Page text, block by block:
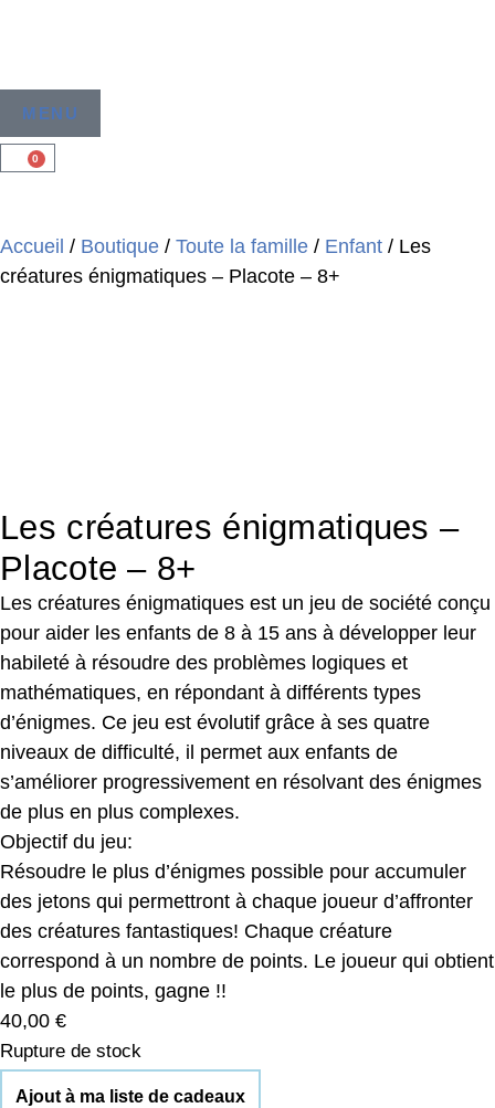
MENU
0
Accueil / Boutique / Toute la famille / Enfant / Les
créatures énigmatiques – Placote – 8+
Les créatures énigmatiques –
Placote – 8+
Les créatures énigmatiques est un jeu de société conçu
pour aider les enfants de 8 à 15 ans à développer leur
habileté à résoudre des problèmes logiques et
mathématiques, en répondant à différents types
d’énigmes. Ce jeu est évolutif grâce à ses quatre
niveaux de difficulté, il permet aux enfants de
s’améliorer progressivement en résolvant des énigmes
de plus en plus complexes.
Objectif du jeu:
Résoudre le plus d’énigmes possible pour accumuler
des jetons qui permettront à chaque joueur d’affronter
des créatures fantastiques! Chaque créature
correspond à un nombre de points. Le joueur qui obtient
le plus de points, gagne !!
40,00 €
Rupture de stock
Ajout à ma liste de cadeaux